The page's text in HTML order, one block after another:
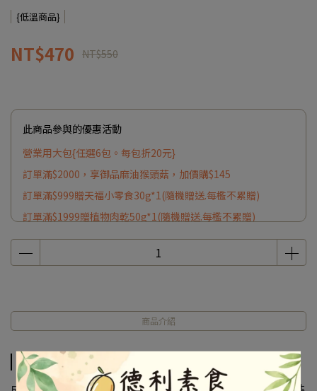
{低溫商品}
NT$470 NT$550
此商品參與的優惠活動
營業用大包{任選6包。每包折20元}
訂單滿$2000，享御品麻油猴頭菇，加價購$145
訂單滿$999贈天福小零食30g*1(隨機贈送.每檻不累贈)
訂單滿$1999贈植物肉乾50g*1(隨機贈送.每檻不累贈)
商品介紹
商品介紹